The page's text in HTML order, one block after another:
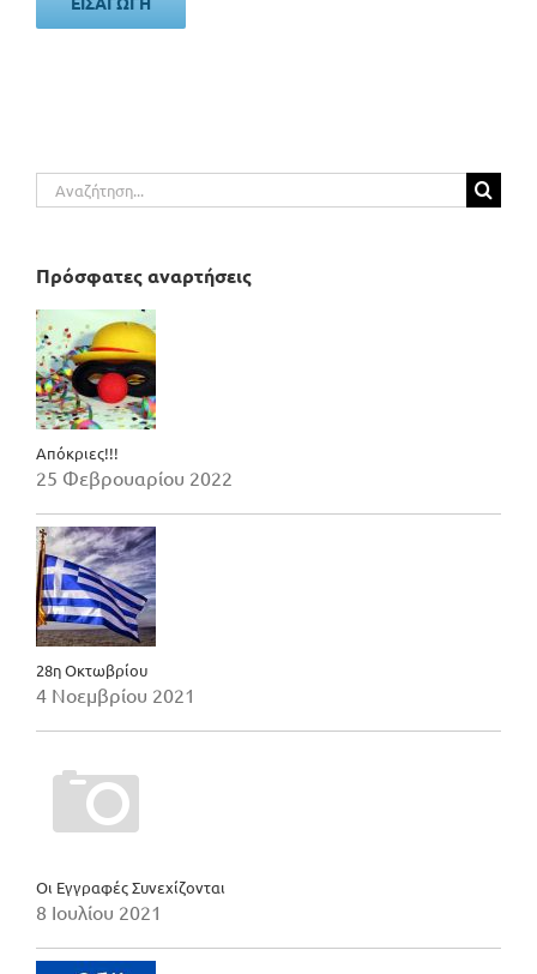
Αναζήτηση
για:
Πρόσφατες αναρτήσεις
Απόκριες!!!
25 Φεβρουαρίου 2022
28η Οκτωβρίου
4 Νοεμβρίου 2021
Οι Εγγραφές Συνεχίζονται
8 Ιουλίου 2021